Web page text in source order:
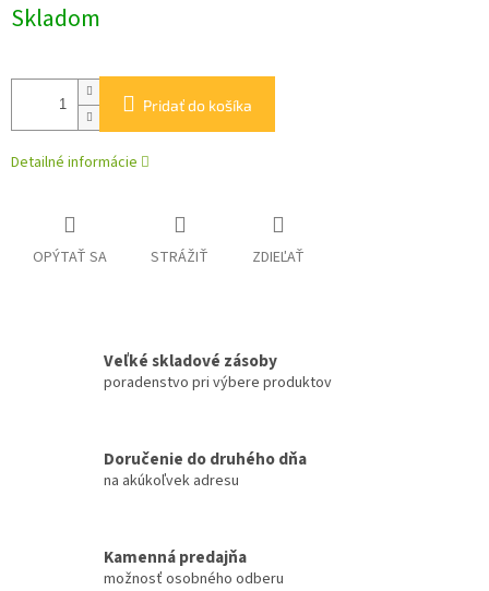
cena:
Skladom
Pridať do košíka
Detailné informácie
OPÝTAŤ SA STRÁŽIŤ ZDIEĽAŤ
Veľké skladové zásoby
poradenstvo pri výbere produktov
Doručenie do druhého dňa
na akúkoľvek adresu
Kamenná predajňa
možnosť osobného odberu